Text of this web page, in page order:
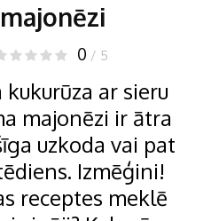
majonēzi
0 / 5
ar sieru
majonēzi ir ātra
uzkoda vai pat
Izmēģini!
receptes meklē